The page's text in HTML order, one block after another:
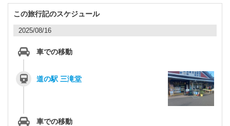
この旅行記のスケジュール
2025/08/16
車での移動
道の駅 三滝堂
車での移動